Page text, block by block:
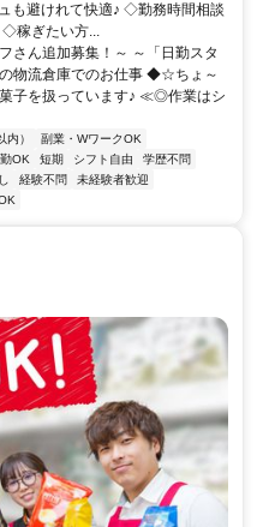
も避けれて快適♪ ◇勤務時間相談
◇稼ぎたい方...
さん追加募集！～ ～「日勤スタ
物流倉庫でのお仕事 ◆☆ちょ～
子を扱っています♪ ≪◎作業はシ
内）
副業・WワークOK
OK 短期 シフト自由
学歴不問
経験不問
未経験者歓迎